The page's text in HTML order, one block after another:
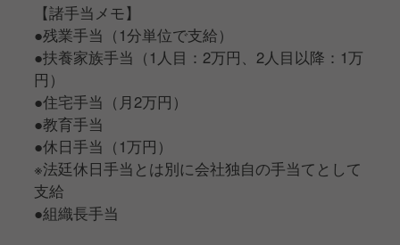
【諸手当メモ】
●残業手当（1分単位で支給）
●扶養家族手当（1人目：2万円、2人目以降：1万
円）
●住宅手当（月2万円）
●教育手当
●休日手当（1万円）
※法廷休日手当とは別に会社独自の手当てとして
支給
●組織長手当